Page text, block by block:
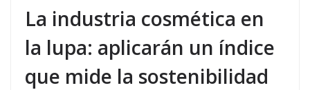
La industria cosmética en
la lupa: aplicarán un índice
que mide la sostenibilidad